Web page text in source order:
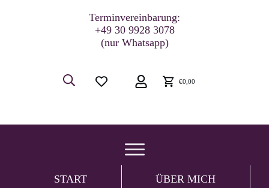
Terminvereinbarung:
+49 30 9928 3078
(nur Whatsapp)
€0,00
START ÜBER MICH